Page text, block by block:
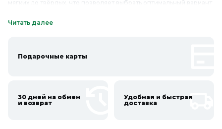
мягких до твёрдых, что позволяет выбрать оптимальный вариант
высококачественных материалов, что обеспечивает их
— каждый карандаш проходит строгий контроль качества перед
Онлайн каталог простых карандашей в
Читать далее
Подарочные карты
30 дней на обмен
и возврат
Удобная и быстрая
доставка